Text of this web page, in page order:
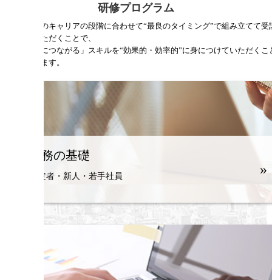
研修プログラム
受講者のキャリアの段階に合わせて“最良のタイミング”で組み立てて受
していただくことで、
「成果につながる」スキルを“効果的・効率的”に身につけていただくこ
ができます。
総務の基礎
内定者・新人・若手社員 »